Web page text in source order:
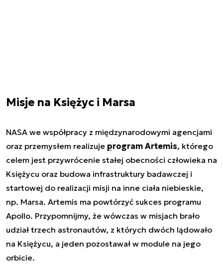
Misje na Księżyc i Marsa
NASA we współpracy z międzynarodowymi agencjami
oraz przemysłem realizuje program Artemis, którego
celem jest przywrócenie stałej obecności człowieka na
Księżycu oraz budowa infrastruktury badawczej i
startowej do realizacji misji na inne ciała niebieskie,
np. Marsa. Artemis ma powtórzyć sukces programu
Apollo. Przypomnijmy, że wówczas w misjach brało
udział trzech astronautów, z których dwóch lądowało
na Księżycu, a jeden pozostawał w module na jego
orbicie.